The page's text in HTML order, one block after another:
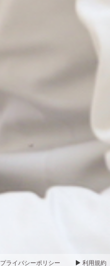
プライバシーポリシー 利用規約